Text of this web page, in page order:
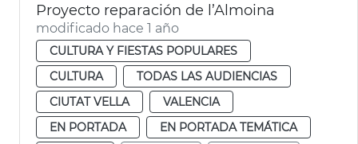
Proyecto reparación de l’Almoina
modificado hace 1 año
CULTURA Y FIESTAS POPULARES
CULTURA
TODAS LAS AUDIENCIAS
CIUTAT VELLA
VALENCIA
EN PORTADA
EN PORTADA TEMÁTICA